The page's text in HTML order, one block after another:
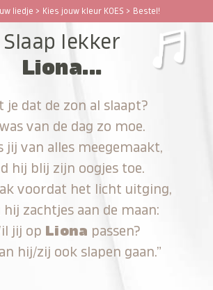
liedje > Kies jouw kleur KOES > Bestel!
Slaap lekker
Liona...
je dat de zon al slaapt?
van de dag zo moe.
jij van alles meegemaakt,
hij blij zijn oogjes toe.
voordat het licht uitging,
zachtjes aan de maan:
jij op Liona passen?
hij/zij ook slapen gaan.”